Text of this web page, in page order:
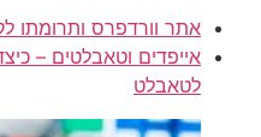
אתר וורדפרס ותרומתו
אייפדים וטאבלטים –
לטאבלט